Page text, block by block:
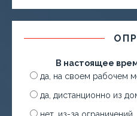
В настоящее
да, на своем рабочем
да, дистанционно из
нет, из-за ограничений